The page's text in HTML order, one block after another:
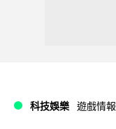
科技娛樂 遊戲情報